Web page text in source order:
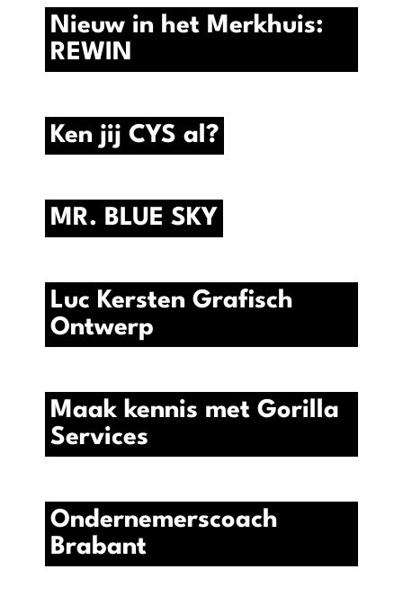
Nieuw in het Merkhuis:
REWIN
Ken jij CYS al?
MR. BLUE SKY
Luc Kersten Grafisch
Ontwerp
Maak kennis met Gorilla
Services
Ondernemerscoach
Brabant